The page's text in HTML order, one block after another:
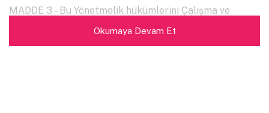
MADDE 3 – Bu Yönetmelik hükümlerini Çalışma ve
Sosyal Güvenlik Bakanı yürütür.
Okumaya Devam Et